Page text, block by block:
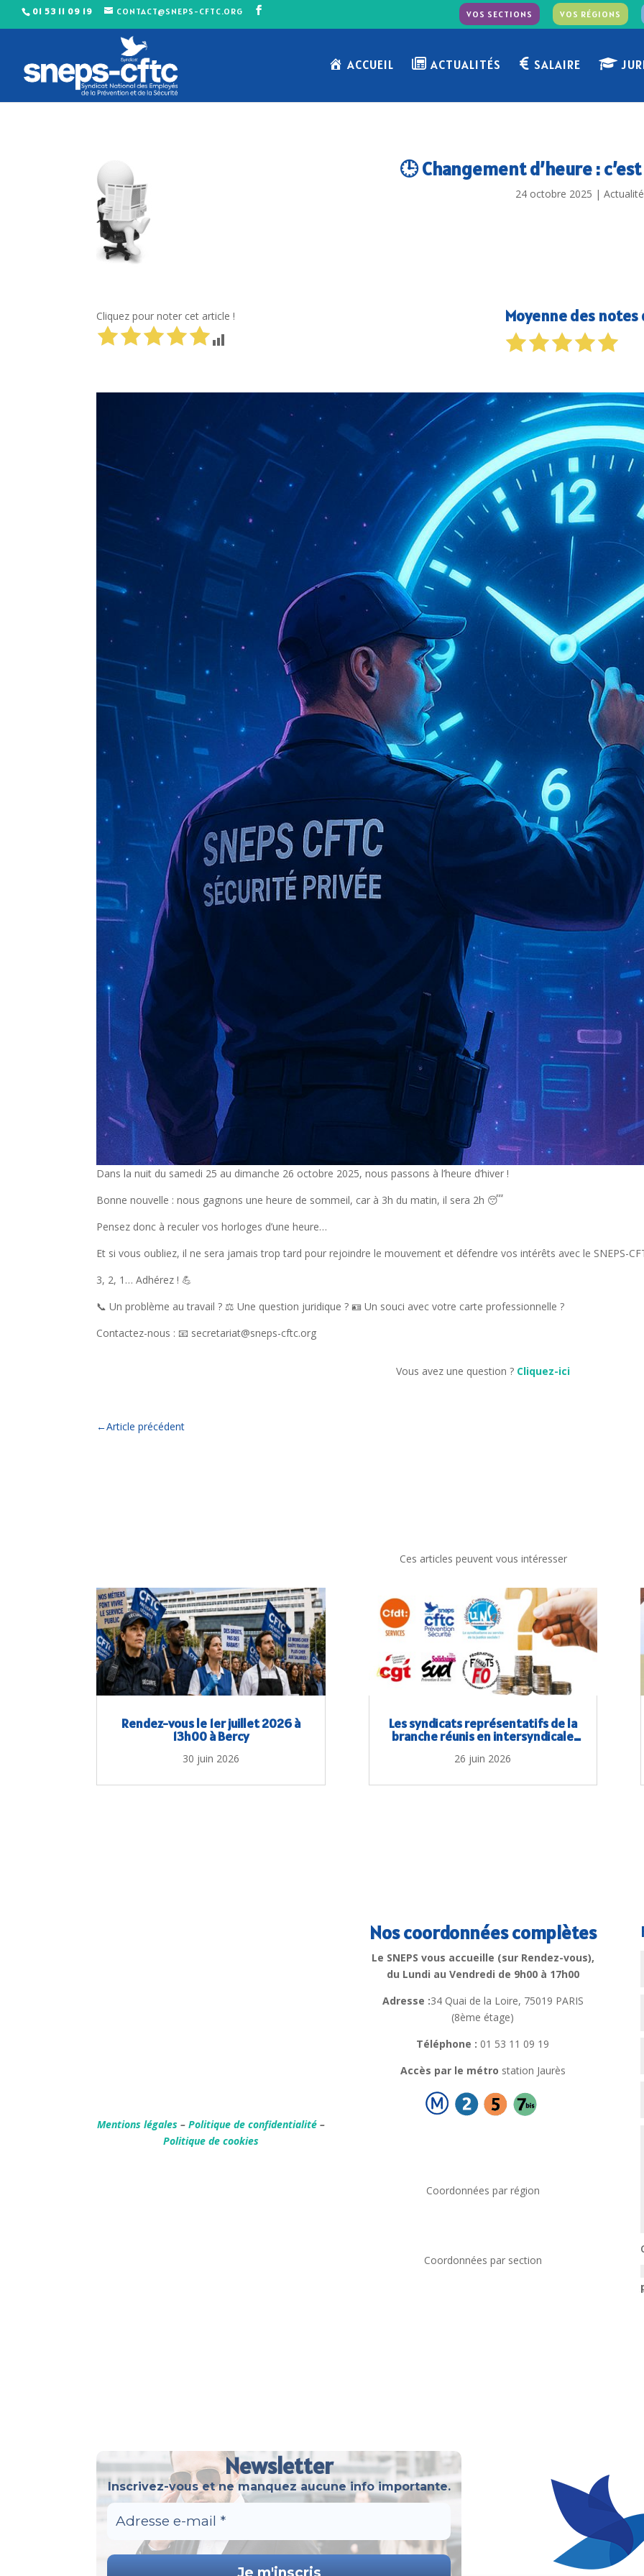
01 53 11 09 19 CONTACT@SNEPS-CFTC.ORG VOS SECTIONS VOS RÉGIONS
ACCUEIL ACTUALITÉS SALAIRE
🕒 Changement d’heure :
24 octobre 2025 | Actualité
Cliquez pour noter cet article ! Moyenne des
Dans la nuit du samedi 25 au dimanche 26 octobre 2025, nous passons à l’heure d’hiver !
Bonne nouvelle : nous gagnons une heure de sommeil, car à 3h du matin, il sera 2h 😴
Pensez donc à reculer vos horloges d’une heure…
Et si vous oubliez, il ne sera jamais trop tard pour rejoindre le mouvement et défendre vos intérêts avec le SNEPS-
3, 2, 1… Adhérez ! 💪
📞 Un problème au travail ? ⚖️ Une question juridique ? 🪪 Un souci avec votre carte professionnelle ?
Contactez-nous : 📧 secretariat@sneps-cftc.org
Vous avez une question ? Cliquez-ici
←Article précédent
Ces articles peuvent vous intéresser
Rendez-vous le 1er juillet 2026 à
13h00 à Bercy
30 juin 2026
Les syndicats représentatifs de la
branche réunis en intersyndicale
26 juin 2026
Mentions légales –Politique de confidentialité –
Politique de cookies
Nos coordonnées complètes
Le SNEPS vous accueille (sur Rendez-vous),
du Lundi au Vendredi de 9h00 à 17h00
Adresse :34 Quai de la Loire, 75019 PARIS
(8ème étage)
Téléphone : 01 53 11 09 19
Accès par le métro station Jaurès
Coordonnées par région
Coordonnées par section
Newsletter
Inscrivez-vous et ne manquez aucune info importante.